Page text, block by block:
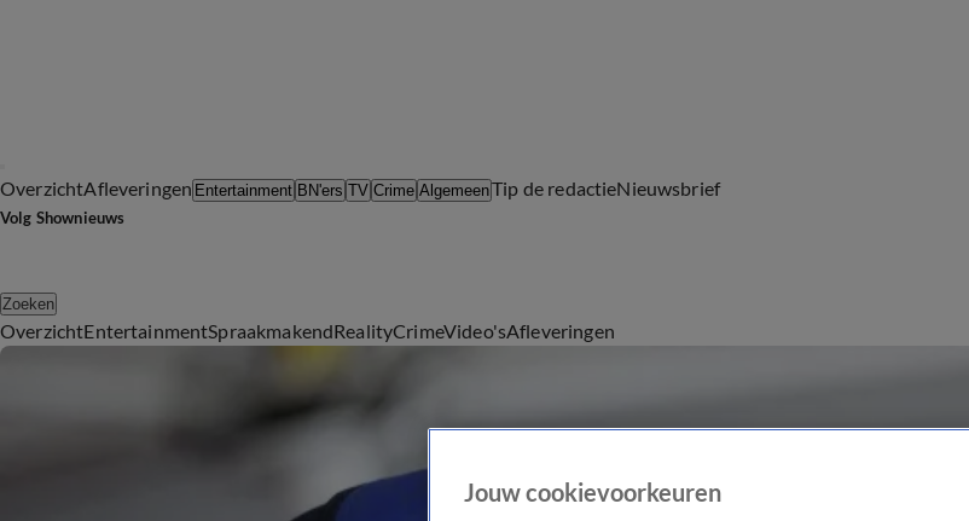
OverzichtAfleveringen Entertainment BN'ers TV Crime AlgemeenTip de redactieNieuwsbrief
Volg Shownieuws
Zoeken
OverzichtEntertainmentSpraakmakendRealityCrimeVideo'sAfleveringen
Jouw cookievoorkeuren